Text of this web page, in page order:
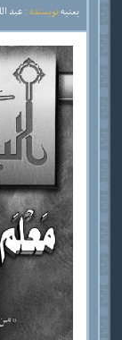
يعنيهنویسنده : عبد